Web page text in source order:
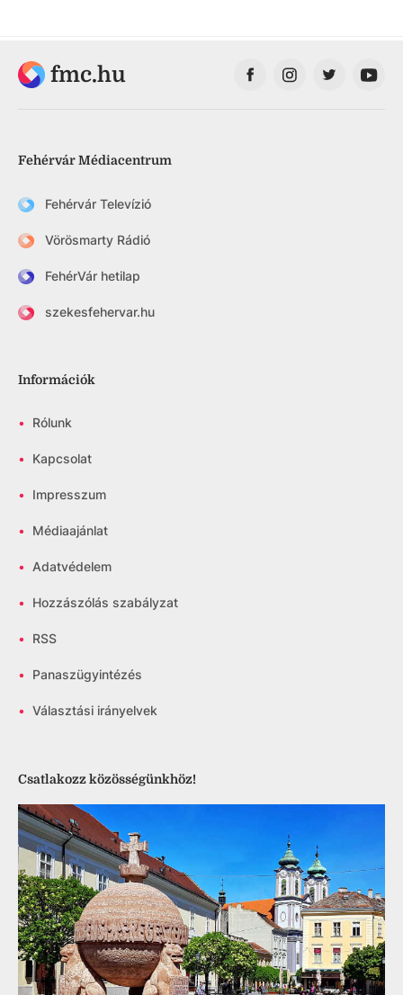
fmc.hu
Fehérvár Médiacentrum
Fehérvár Televízió
Vörösmarty Rádió
FehérVár hetilap
szekesfehervar.hu
Információk
• Rólunk
• Kapcsolat
• Impresszum
• Médiaajánlat
• Adatvédelem
• Hozzászólás szabályzat
• RSS
• Panaszügyintézés
• Választási irányelvek
Csatlakozz közösségünkhöz!